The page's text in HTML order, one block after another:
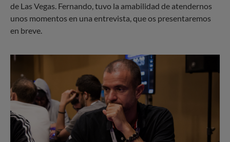
de Las Vegas. Fernando, tuvo la amabilidad de atendernos
unos momentos en una entrevista, que os presentaremos
en breve.